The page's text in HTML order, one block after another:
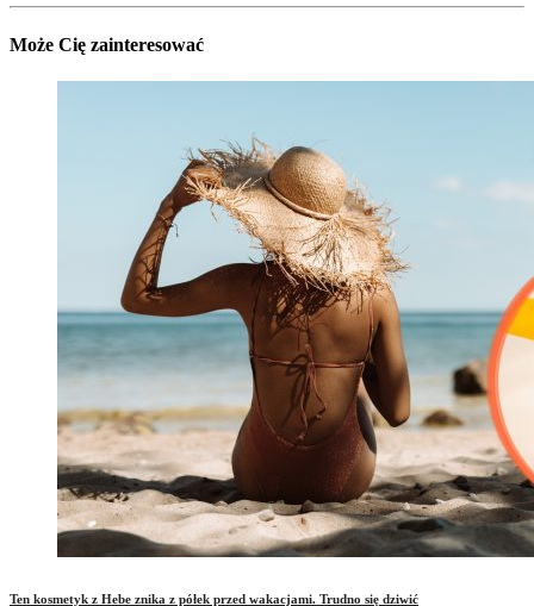
Może Cię zainteresować
Ten kosmetyk z Hebe znika z półek przed wakacjami. Trudno się dziwić